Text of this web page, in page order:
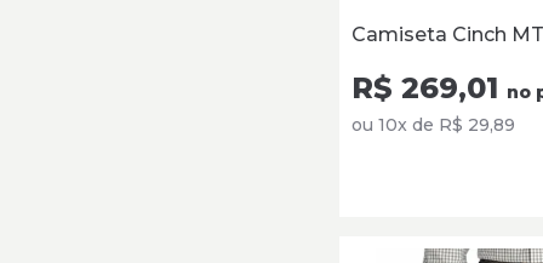
Camiseta Cinch
R$ 269,01 no
ou 10x de R$ 29,89